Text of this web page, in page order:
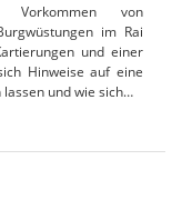
Vorkommen von
im Rai
und einer
Hinweise auf eine
und wie sich…